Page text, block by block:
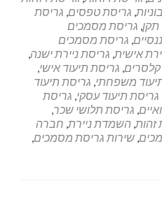
חשוב?
, גריסת טפסים, גריסת
, גריסת מסמכים
, גריסת מסמכים
אישית, גריסת ניירת ישנה,
, גריסת תיעוד אישי,
משפחתי, גריסת תיעוד
גריסת תיעוד עסקי, גריסת
, גריסת תלושי שכר,
זהות, השמדת ניירת, חברה
, שירות גריסת מסמכים,